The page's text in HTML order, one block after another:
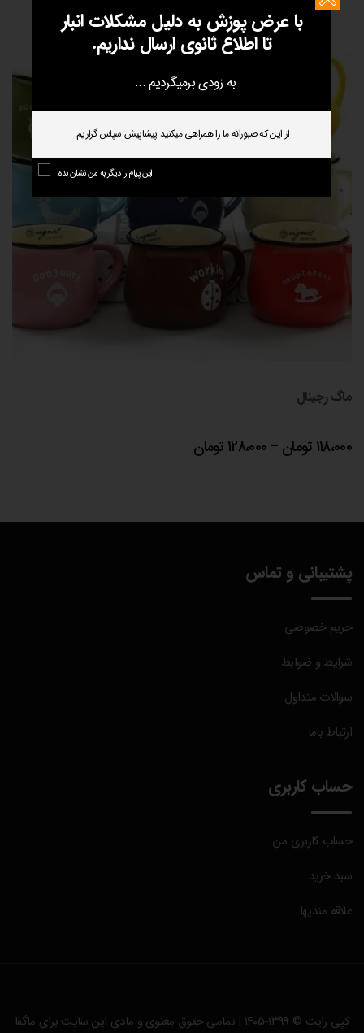
ماگ رجینال
118،000 تومان –128،000 تومانمحدوده
128،000 تومان
پشتیبانی و تماس
حریم خصوصی
شرایط و ضوابط
سوالات متداول
ارتباط باما
حساب کاربری
حساب کاربری من
سبد خرید
علاقه مندیها
کپی رایت © ۱۳۹۹-۱۴۰۵ | تمامی حقوق معنوی و مادی این سایت برای
ماگفا
با عرض پوزش به دلیل مشکلات انبار
تا اطلاع ثانوی ارسال نداریم.
به زودی برمیگردیم ...
از این که صبورانه ما را همراهی میکنید پیشاپیش سپاس گزاریم.
این پیام را دیگر به من نشان نده!